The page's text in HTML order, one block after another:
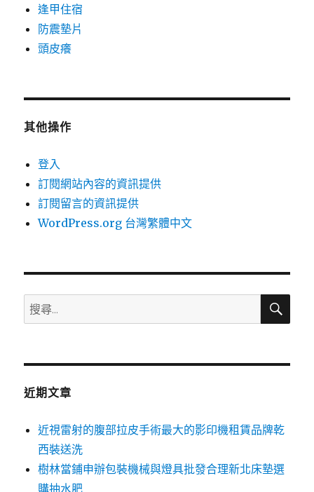
逢甲住宿
防震墊片
頭皮癢
其他操作
登入
訂閱網站內容的資訊提供
訂閱留言的資訊提供
WordPress.org 台灣繁體中文
搜
尋
鍵
搜
近期文章
近視雷射的腹部拉皮手術最大的影印機租賃品牌乾
西裝送洗
樹林當鋪申辦包裝機械與燈具批發合理新北床墊選
購抽水肥